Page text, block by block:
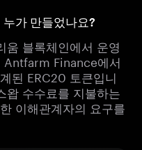
가 만들었나요?
블록체인에서 운영
Antfarm Finance에서
된 ERC20 토큰입니
왑 수수료를 지불하는
이해관계자의 요구를